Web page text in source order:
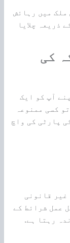
ملک میں رہائش
ذریعہ چلایا
کی
آپ کو ایک
کسی ممنوعہ
پارٹی کی واچ
غیر قانونی
عمل شرائط کے
رہتا ہے.